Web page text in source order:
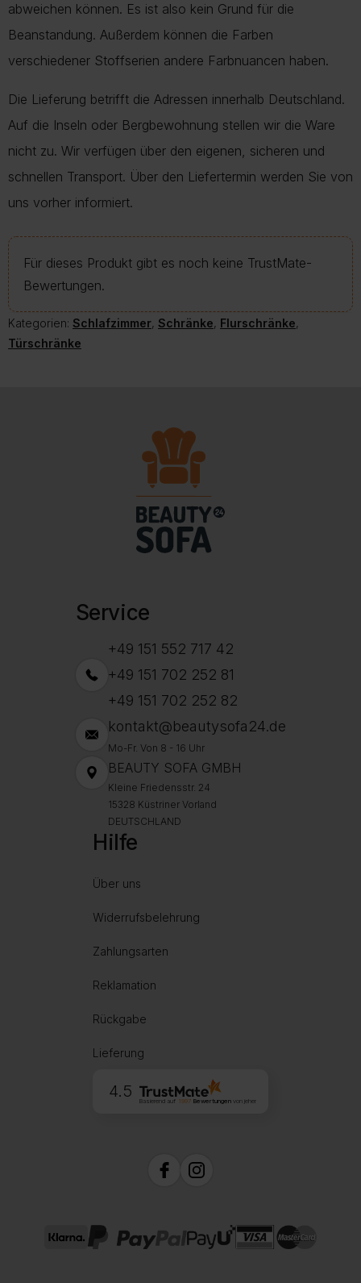
abweichen können. Es ist also kein Grund für die
Beanstandung. Außerdem können die Farben
verschiedener Stoffserien andere Farbnuancen haben.
Die Lieferung betrifft die Adressen innerhalb Deutschland.
Auf die Inseln oder Bergbewohnung stellen wir die Ware
nicht zu. Wir verfügen über den eigenen, sicheren und
schnellen Transport. Über den Liefertermin werden Sie von
uns vorher informiert.
Für dieses Produkt gibt es noch keine TrustMate-
Bewertungen.
Kategorien: Schlafzimmer, Schränke, Flurschränke,
Türschränke
Service
+49 151 552 717 42
+49 151 702 252 81
+49 151 702 252 82
kontakt@beautysofa24.de
Mo-Fr. Von 8 - 16 Uhr
BEAUTY SOFA GMBH
Kleine Friedensstr. 24
15328 Küstriner Vorland
DEUTSCHLAND
Hilfe
Über uns
Widerrufsbelehrung
Zahlungsarten
Reklamation
Rückgabe
Lieferung
4.5
Basierend auf 1997Bewertungen von jeher